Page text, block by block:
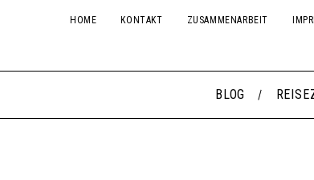
HOME KONTAKT ZUSAMMENARBEIT
BLOG